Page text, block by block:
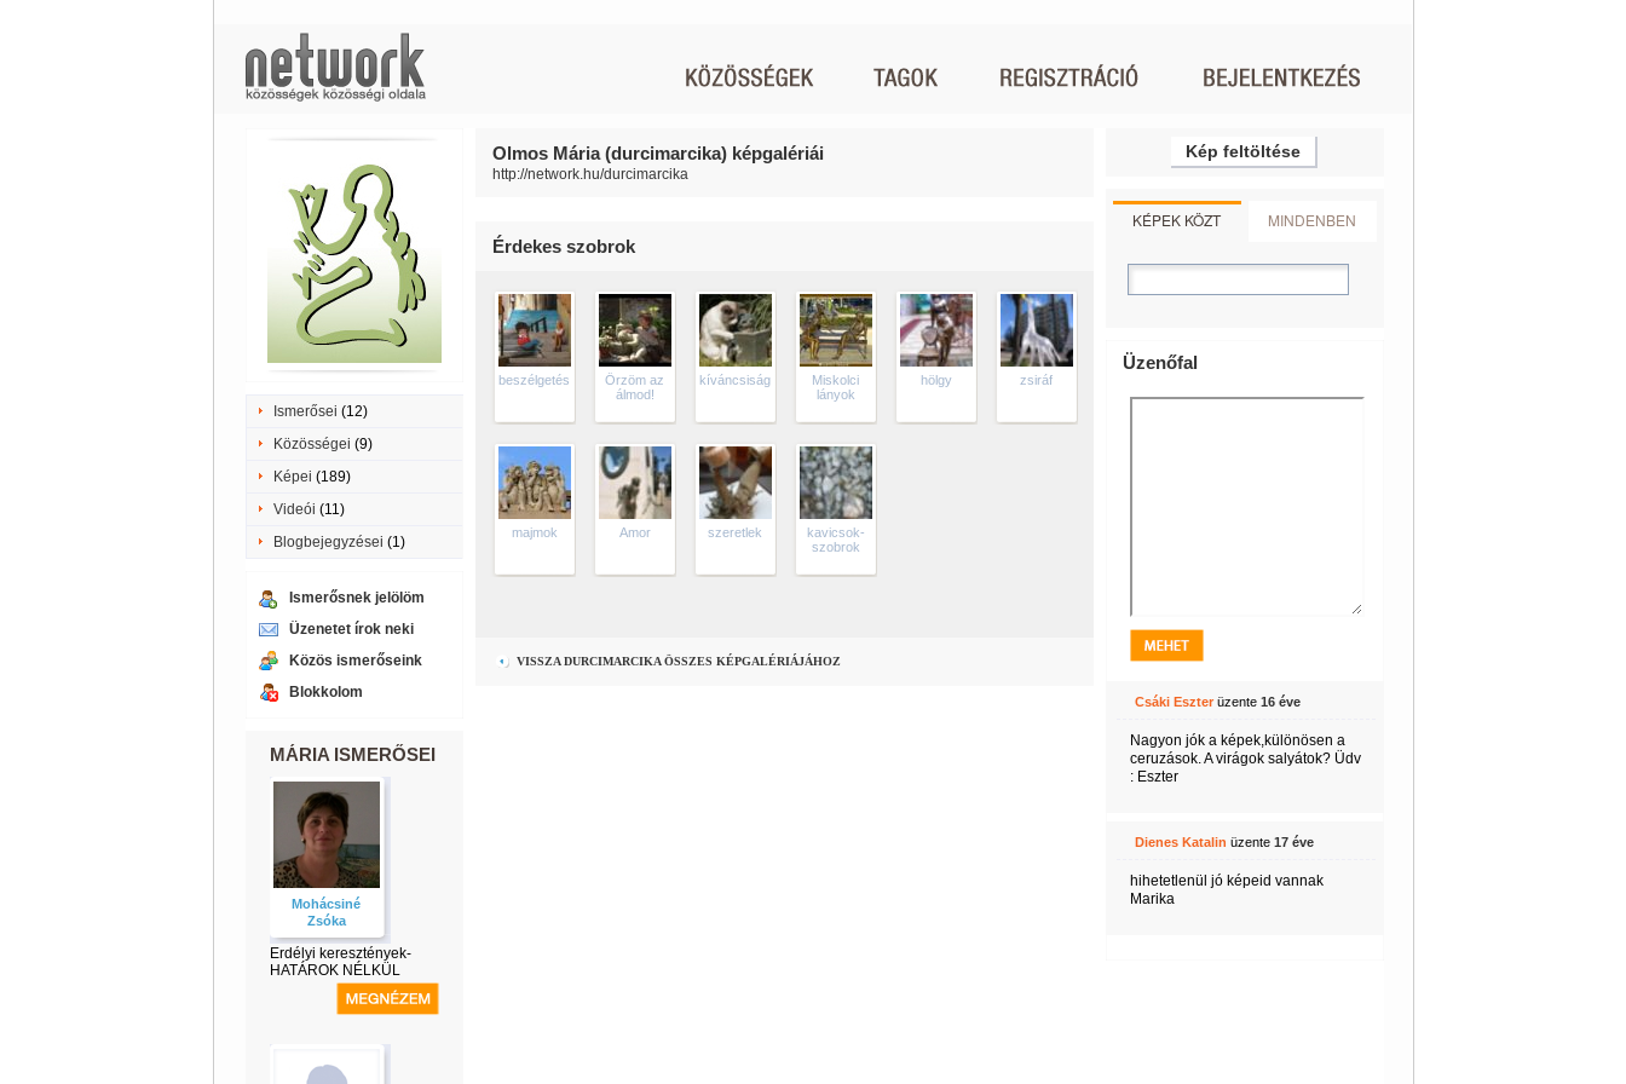
Ismerősei (12)
Közösségei (9)
Képei (189)
Videói (11)
Blogbejegyzései (1)
Ismerősnek jelölöm
Üzenetet írok neki
Közös ismerőseink
Blokkolom
MÁRIA ISMERŐSEI
Mohácsiné
Zsóka
Erdélyi keresztények-
HATÁROK NÉLKÜL
Olmos Mária (durcimarcika) képgalériái
http://network.hu/durcimarcika
Érdekes szobrok
beszélgetés
Őrzöm az
álmod!
kíváncsiság
Miskolci
lányok
hölgy zsiráf
majmok Amor szeretlek
kavicsok-
szobrok
VISSZA DURCIMARCIKA ÖSSZES KÉPGALÉRIÁJÁHOZ
Kép feltöltése
KÉPEK KÖZT MINDENBEN
Üzenőfal
Csáki Eszterüzente 16 éve
Nagyon jók a képek,különösen a
ceruzások. A virágok salyátok? Üdv
: Eszter
Dienes Katalin üzente 17 éve
hihetetlenül jó képeid vannak
Marika